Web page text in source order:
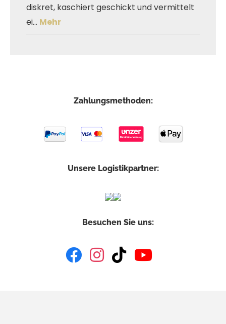
diskret, kaschiert geschickt und vermittelt
ei… Mehr
Zahlungsmethoden:
Unsere Logistikpartner:
Besuchen Sie uns: